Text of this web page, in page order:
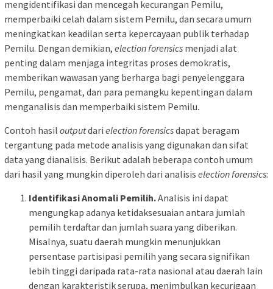
mengidentifikasi dan mencegah kecurangan Pemilu,
memperbaiki celah dalam sistem Pemilu, dan secara umum
meningkatkan keadilan serta kepercayaan publik terhadap
Pemilu. Dengan demikian, election forensics menjadi alat
penting dalam menjaga integritas proses demokratis,
memberikan wawasan yang berharga bagi penyelenggara
Pemilu, pengamat, dan para pemangku kepentingan dalam
menganalisis dan memperbaiki sistem Pemilu.
Contoh hasil outputdari election forensicsdapat beragam
tergantung pada metode analisis yang digunakan dan sifat
data yang dianalisis. Berikut adalah beberapa contoh umum
dari hasil yang mungkin diperoleh dari analisis election forensics:
Identifikasi Anomali Pemilih.Analisis ini dapat
mengungkap adanya ketidaksesuaian antara jumlah
pemilih terdaftar dan jumlah suara yang diberikan.
Misalnya, suatu daerah mungkin menunjukkan
persentase partisipasi pemilih yang secara signifikan
lebih tinggi daripada rata-rata nasional atau daerah lain
dengan karakteristik serupa, menimbulkan kecurigaan